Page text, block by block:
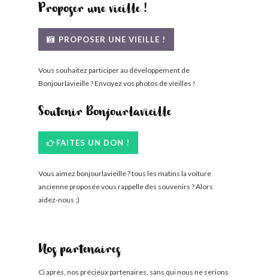
Proposer une vieille !
PROPOSER UNE VIEILLE !
Vous souhaitez participer au développement de
Bonjourlavieille ? Envoyez vos photos de vieilles !
Soutenir Bonjourlavieille
FAITES UN DON !
Vous aimez bonjourlavieille ? tous les matins la voiture
ancienne proposée vous rappelle des souvenirs ? Alors
aidez-nous ;)
Nos partenaires
Ci après, nos précieux partenaires, sans qui nous ne serions